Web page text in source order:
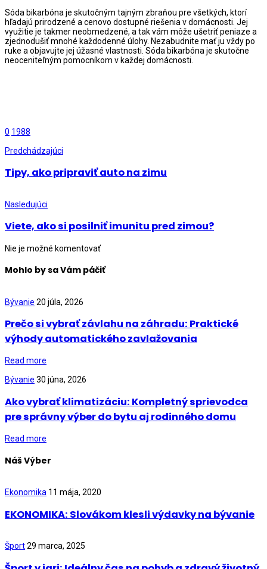
Sóda bikarbóna je skutočným tajným zbraňou pre všetkých, ktorí
hľadajú prirodzené a cenovo dostupné riešenia v domácnosti. Jej
využitie je takmer neobmedzené, a tak vám môže ušetriť peniaze a
zjednodušiť mnohé každodenné úlohy. Nezabudnite mať ju vždy po
ruke a objavujte jej úžasné vlastnosti. Sóda bikarbóna je skutočne
neoceniteľným pomocníkom v každej domácnosti.
0 1988
Predchádzajúci
Tipy, ako pripraviť auto na zimu
Nasledujúci
Viete, ako si posilniť imunitu pred zimou?
Nie je možné komentovať
Mohlo by sa Vám páčiť
Bývanie 20 júla, 2026
Prečo si vybrať závlahu na záhradu: Praktické
výhody automatického zavlažovania
Read more
Bývanie 30 júna, 2026
Ako vybrať klimatizáciu: Kompletný sprievodca
pre správny výber do bytu aj rodinného domu
Read more
Náš Výber
Ekonomika 11 mája, 2020
EKONOMIKA: Slovákom klesli výdavky na bývanie
Šport29 marca, 2025